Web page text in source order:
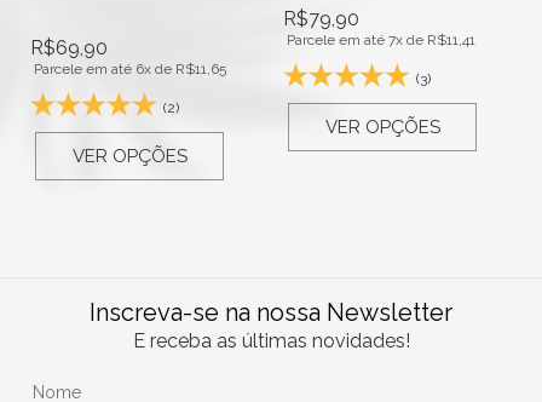
R$69,90
Parcele em até 6x de R$11,65
(2)
VER OPÇÕES
R$79,90
Parcele em até 7x de R$11,41
(3)
VER OPÇÕES
Inscreva-se na nossa Newsletter
E receba as últimas novidades!